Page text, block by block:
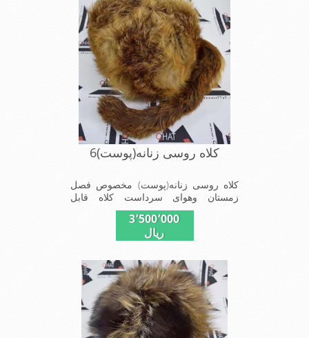
کلاه روسی زنانه(پوست)6
کلاه روسی زنانه(پوست) مخصوص فصل
زمستان وهوای سرداست کلاه قابل
استفاده درسایزهای 58-59می باشد(فری
سایز)وجنس این کلاه ازپوست طبیی(خَز)
تهیه شده است وآستری آن ازجنس ساتن
باشدبه همین دلیل به راحتی درسوزهای
سرد زمستانی تمامی سروپشت گردن رو
گرم نگاه می دارد
3٬500٬000
ریال